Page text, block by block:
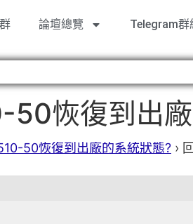
論壇總覽 Telegram群
50恢復到出
50恢復到出廠的系統狀態? ›